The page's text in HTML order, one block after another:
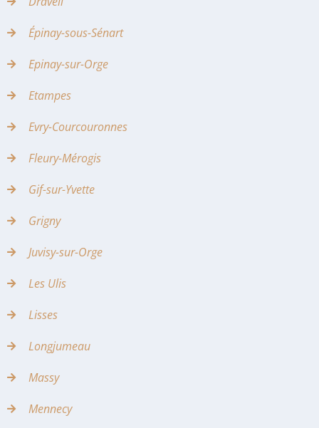
Épinay-sous-Sénart
Epinay-sur-Orge
Etampes
Evry-Courcouronnes
Fleury-Mérogis
Gif-sur-Yvette
Grigny
Juvisy-sur-Orge
Les Ulis
Lisses
Longjumeau
Massy
Mennecy